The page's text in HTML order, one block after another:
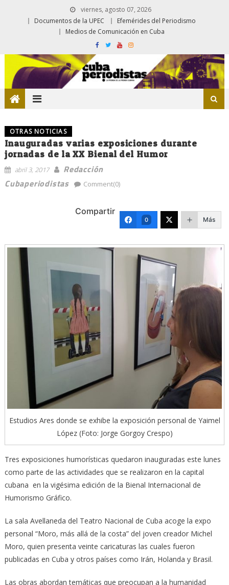
viernes, agosto 07, 2026
Documentos de la UPEC
Efemérides del Periodismo
Medios de Comunicación en Cuba
OTRAS NOTICIAS
Inauguradas varias exposiciones durante
jornadas de la XX Bienal del Humor
abril 3, 2017
Redacción
Cubaperiodistas
Comment(0)
Compartir
0 Más
Estudios Ares donde se exhibe la exposición personal de Yaimel
López (Foto: Jorge Gorgoy Crespo)
Tres exposiciones humorísticas quedaron inauguradas este lunes
como parte de las actividades que se realizaron en la capital
cubana en la vigésima edición de la Bienal Internacional de
Humorismo Gráfico.
La sala Avellaneda del Teatro Nacional de Cuba acoge la expo
personal “Moro, más allá de la costa” del joven creador Michel
Moro, quien presenta veinte caricaturas las cuales fueron
publicadas en Cuba y otros países como Irán, Holanda y Brasil.
Las obras abordan temáticas que preocupan a la humanidad